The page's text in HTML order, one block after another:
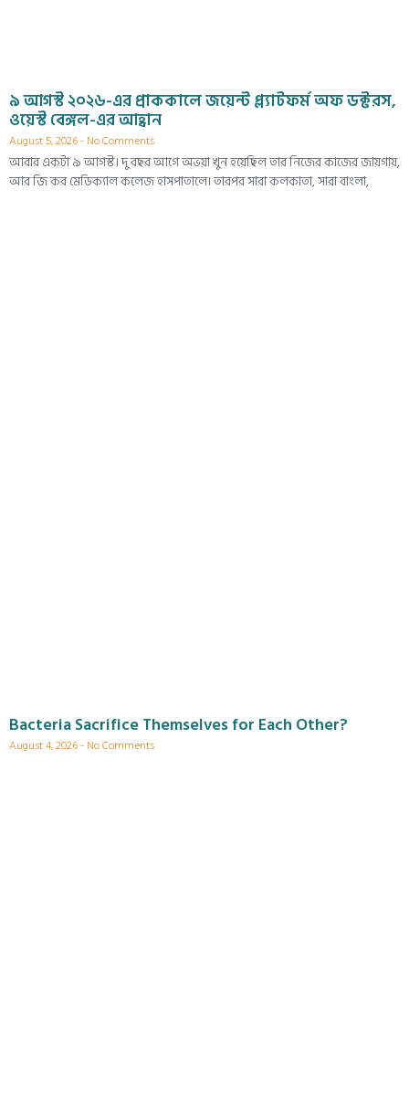
৯ আগস্ট ২০২৬-এর প্রাককালে জয়েন্ট প্ল্যাটফর্ম অফ ডক্টরস,
ওয়েস্ট বেঙ্গল-এর আহ্বান
August 5, 2026 No Comments
আবার একটা ৯ আগস্ট। দু বছর আগে অভয়া খুন হয়েছিল তার নিজের কাজের জায়গায়,
আর জি কর মেডিক্যাল কলেজ হাসপাতালে। তারপর সারা কলকাতা, সারা বাংলা,
Bacteria Sacrifice Themselves for Each Other?
August 4, 2026 No Comments